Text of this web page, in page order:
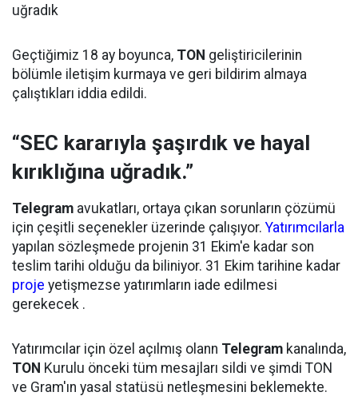
uğradık
Geçtiğimiz 18 ay boyunca, TON geliştiricilerinin
bölümle iletişim kurmaya ve geri bildirim almaya
çalıştıkları iddia edildi.
“SEC kararıyla şaşırdık ve hayal
kırıklığına uğradık.”
Telegram avukatları, ortaya çıkan sorunların çözümü
için çeşitli seçenekler üzerinde çalışıyor.Yatırımcılarla
yapılan sözleşmede projenin 31 Ekim'e kadar son
teslim tarihi olduğu da biliniyor. 31 Ekim tarihine kadar
proje yetişmezse yatırımların iade edilmesi
gerekecek .
Yatırımcılar için özel açılmış olann Telegram kanalında,
TON Kurulu önceki tüm mesajları sildi ve şimdi TON
ve Gram'ın yasal statüsü netleşmesini beklemekte.